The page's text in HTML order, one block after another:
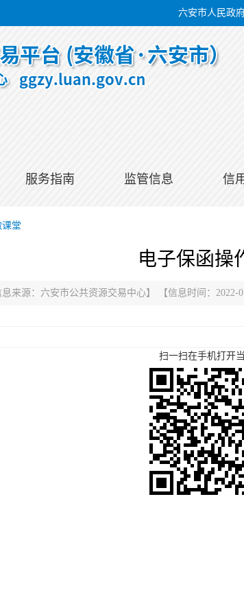
六安市人民政
服务指南 监管信息 信
课堂
电子保函操
息来源： 六安市公共资源交易中心】 【信息时间：
扫一扫在手机打开